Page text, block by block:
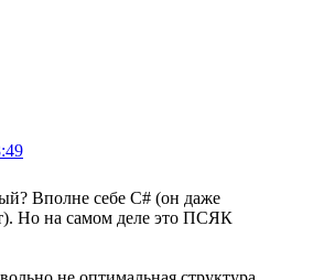
Вполне себе C# (он даже
Но на самом деле это ПСЯК